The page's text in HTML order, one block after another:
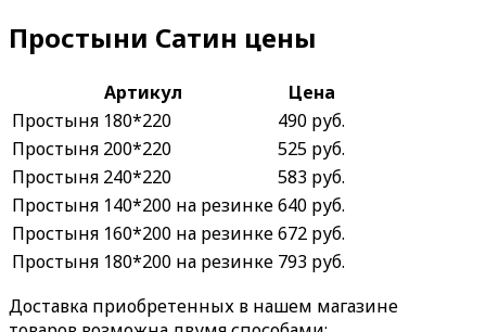
Простыни Сатин цены
Артикул
Цена
Простыня 180*220
490 руб.
Простыня 200*220
525 руб.
Простыня 240*220
583 руб.
Простыня 140*200 на резинке640 руб.
Простыня 160*200 на резинке672 руб.
Простыня 180*200 на резинке 793 руб.
Доставка приобретенных в нашем магазине